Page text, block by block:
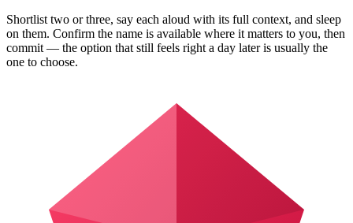
Shortlist two or three, say each aloud with its full context, and sleep
on them. Confirm the name is available where it matters to you, then
commit — the option that still feels right a day later is usually the
one to choose.